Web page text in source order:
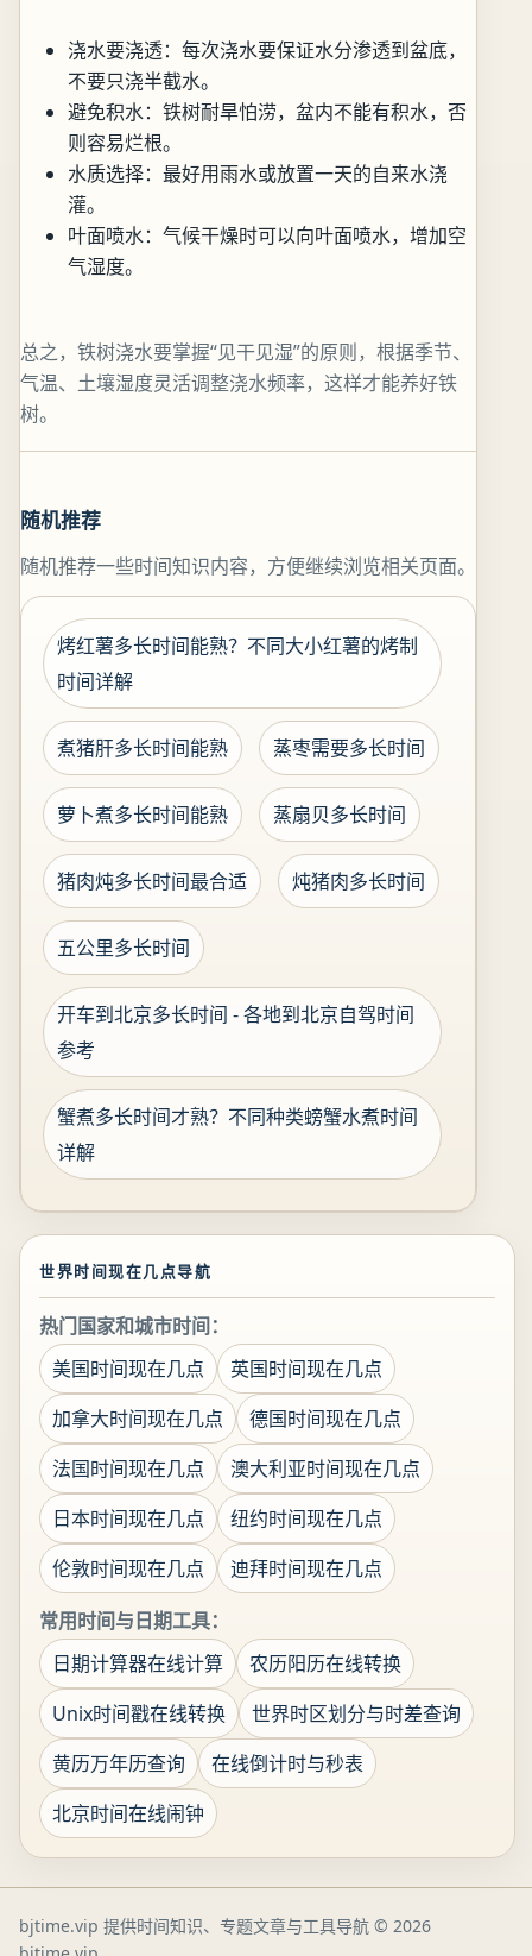
浇水要浇透：每次浇水要保证水分渗透到盆底，
不要只浇半截水。
避免积水：铁树耐旱怕涝，盆内不能有积水，否
则容易烂根。
水质选择：最好用雨水或放置一天的自来水浇
灌。
叶面喷水：气候干燥时可以向叶面喷水，增加空
气湿度。
总之，铁树浇水要掌握“见干见湿”的原则，根据季节、
气温、土壤湿度灵活调整浇水频率，这样才能养好铁
树。
随机推荐
随机推荐一些时间知识内容，方便继续浏览相关页面。
烤红薯多长时间能熟？不同大小红薯的烤制
时间详解
煮猪肝多长时间能熟 蒸枣需要多长时间
萝卜煮多长时间能熟 蒸扇贝多长时间
猪肉炖多长时间最合适 炖猪肉多长时间
五公里多长时间
开车到北京多长时间 - 各地到北京自驾时间
参考
蟹煮多长时间才熟？不同种类螃蟹水煮时间
详解
世界时间现在几点导航
热门国家和城市时间：
美国时间现在几点
英国时间现在几点
加拿大时间现在几点
德国时间现在几点
法国时间现在几点
澳大利亚时间现在几点
日本时间现在几点
纽约时间现在几点
伦敦时间现在几点
迪拜时间现在几点
常用时间与日期工具：
日期计算器在线计算
农历阳历在线转换
Unix时间戳在线转换
世界时区划分与时差查询
黄历万年历查询
在线倒计时与秒表
北京时间在线闹钟
bjtime.vip 提供时间知识、专题文章与工具导航 © 2026